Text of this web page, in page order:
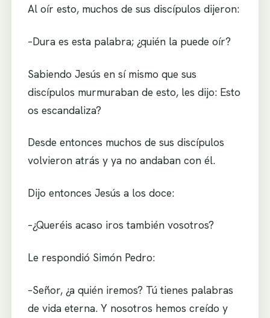
Al oír esto, muchos de sus discípulos dijeron:
–Dura es esta palabra; ¿quién la puede oír?
Sabiendo Jesús en sí mismo que sus
discípulos murmuraban de esto, les dijo: Esto
os escandaliza?
Desde entonces muchos de sus discípulos
volvieron atrás y ya no andaban con él.
Dijo entonces Jesús a los doce:
–¿Queréis acaso iros también vosotros?
Le respondió Simón Pedro:
–Señor, ¿a quién iremos? Tú tienes palabras
de vida eterna. Y nosotros hemos creído y